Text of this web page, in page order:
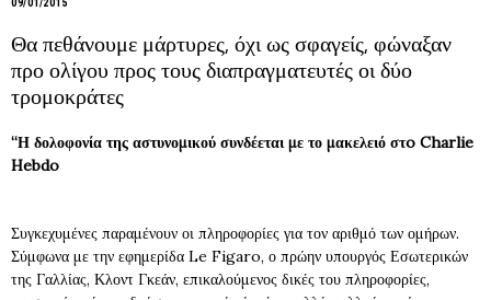
09/01/2015
Θα πεθάνουμε μάρτυρες, όχι ως σφαγείς, φώναξαν
προ ολίγου προς τους διαπραγματευτές οι δύο
τρομοκράτες
“Η δολοφονία της αστυνομικού συνδέεται με το μακελειό στo Charlie
Hebdo
Συγκεχυμένες παραμένουν οι πληροφορίες για τον αριθμό των ομήρων.
Σύμφωνα με την εφημερίδα Le Figaro, ο πρώην υπουργός Εσωτερικών
της Γαλλίας, Κλοντ Γκεάν, επικαλούμενος δικές του πληροφορίες,